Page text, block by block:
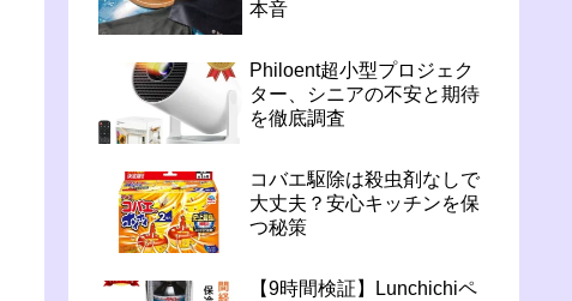
本音
Philoent超小型プロジェク
ター、シニアの不安と期待
を徹底調査
コバエ駆除は殺虫剤なしで
大丈夫？安心キッチンを保
つ秘策
【9時間検証】Lunchichiペ